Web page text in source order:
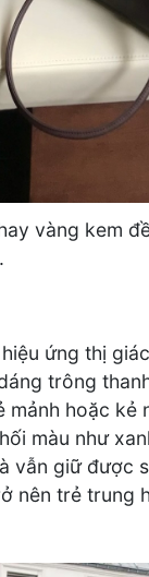
vàng kem
ứng thị
trông
mảnh hoặc kẻ
màu như
vẫn giữ được
nên trẻ trung